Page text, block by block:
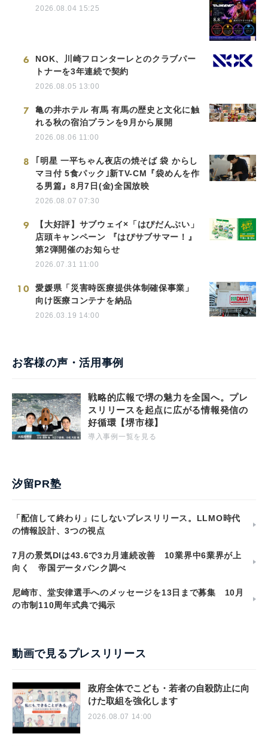
2026.08.04 15:25
6
NOK、川崎フロンターレとのクラブパー
トナーを3年連続で契約
2026.08.05 13:00
7
亀の井ホテル 有馬 有馬の歴史と文化に触
れる秋の宿泊プランを9月から展開
2026.08.06 11:00
8
｢明星 一平ちゃん夜店の焼そば 袋 からし
マヨ付 5食パック｣新TV-CM『袋めんを作
る男篇』8月7日(金)全国放映
2026.08.07 07:30
9
【大好評】サブウェイ×「はぴだんぶい」
店頭キャンペーン 『はぴサブサマー！』
第2弾開催のお知らせ
2026.07.31 11:00
10
愛媛県「災害時医療提供体制確保事業」
向け医療コンテナを納品
2026.03.19 14:00
お客様の声・活用事例
戦略的広報で堺の魅力を全国へ。プレ
スリリースを起点に広がる情報発信の
好循環【堺市様】
導入事例一覧を見る
汐留PR塾
「配信して終わり」にしないプレスリリース。LLMO時代
の情報設計、3つの視点
7月の景気DIは43.6で3カ月連続改善 10業界中6業界が上
向く 帝国データバンク調べ
尼崎市、堂安律選手へのメッセージを13日まで募集 10月
の市制110周年式典で掲示
動画で見るプレスリリース
政府全体でこども・若者の自殺防止に向
けた取組を強化します
2026.08.07 14:00